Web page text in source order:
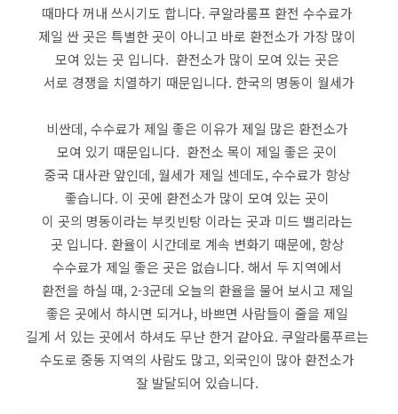
때마다 꺼내 쓰시기도 합니다. 쿠알라룸프 환전 수수료가
제일 싼 곳은 특별한 곳이 아니고 바로 환전소가 가장 많이
모여 있는 곳 입니다. 환전소가 많이 모여 있는 곳은
서로 경쟁을 치열하기 때문입니다. 한국의 명동이 월세가
비싼데, 수수료가 제일 좋은 이유가 제일 많은 환전소가
모여 있기 때문입니다. 환전소 목이 제일 좋은 곳이
중국 대사관 앞인데, 월세가 제일 센데도, 수수료가 항상
좋습니다. 이 곳에 환전소가 많이 모여 있는 곳이
이 곳의 명동이라는 부킷빈탕 이라는 곳과 미드 밸리라는
곳 입니다. 환율이 시간데로 계속 변화기 때문에, 항상
수수료가 제일 좋은 곳은 없습니다. 해서 두 지역에서
환전을 하실 때, 2-3군데 오늘의 환율을 물어 보시고 제일
좋은 곳에서 하시면 되거나, 바쁘면 사람들이 줄을 제일
길게 서 있는 곳에서 하셔도 무난 한거 같아요. 쿠알라룸푸르는
수도로 중동 지역의 사람도 많고, 외국인이 많아 환전소가
잘 발달되어 있습니다.